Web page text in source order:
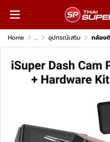
Home ... อุปกรณ์เสริม กล้องติดรถย